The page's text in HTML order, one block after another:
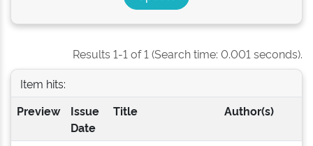
Results 1-1 of 1 (Search time: 0.001 seconds).
Item hits:
Preview
Issue
Date
Title Author(s)